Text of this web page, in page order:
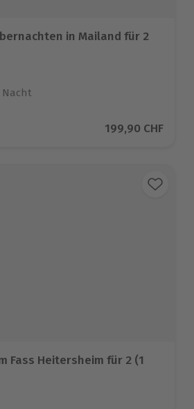
in Mailand für 2
Nacht
auf 1 BewertungenAktueller Preis
199,90 CHF
Fass Heitersheim für 2 (1